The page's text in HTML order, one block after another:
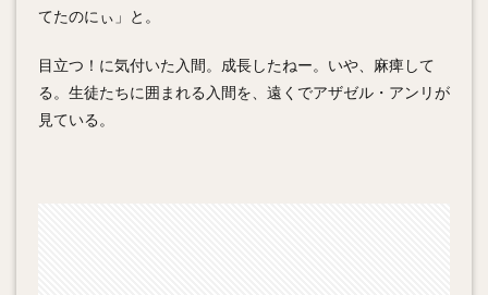
てたのにぃ」と。
目立つ！に気付いた入間。成長したねー。いや、麻痺して
る。生徒たちに囲まれる入間を、遠くでアザゼル・アンリが
見ている。